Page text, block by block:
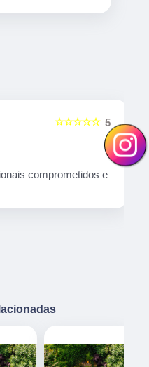
5
☆☆☆☆☆
comprometidos e
›